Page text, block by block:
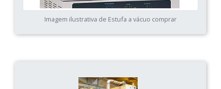
Imagem ilustrativa de Estufa a vácuo comprar